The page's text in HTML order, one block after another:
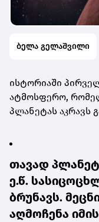
ბელა გელაშვილი
ის­ტო­რი­ა­ში
ატ­მოს­ფე­რო,
პლა­ნე­ტას აკ­რავს
თა­ვად
ე.წ.
ბრუ­ნავს.
აღ­მო­ჩე­ნა